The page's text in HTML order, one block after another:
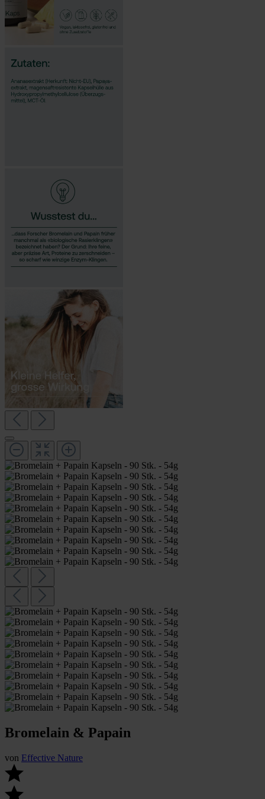
Bromelain & Papain
von Effective Nature